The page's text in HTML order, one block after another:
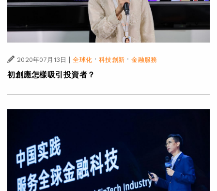
2020年07月13日 | 全球化·科技創新·金融服務
初創應怎樣吸引投資者？